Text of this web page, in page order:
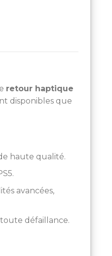
retour haptique
disponibles que
haute qualité.
avancées,
défaillance.